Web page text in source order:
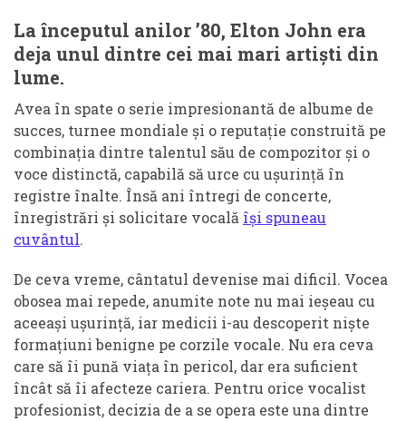
La începutul anilor ’80, Elton John era
deja unul dintre cei mai mari artiști din
lume.
Avea în spate o serie impresionantă de albume de
succes, turnee mondiale și o reputație construită pe
combinația dintre talentul său de compozitor și o
voce distinctă, capabilă să urce cu ușurință în
registre înalte. Însă ani întregi de concerte,
înregistrări și solicitare vocală își spuneau
cuvântul.
De ceva vreme, cântatul devenise mai dificil. Vocea
obosea mai repede, anumite note nu mai ieșeau cu
aceeași ușurință, iar medicii i-au descoperit niște
formațiuni benigne pe corzile vocale. Nu era ceva
care să îi pună viața în pericol, dar era suficient
încât să îi afecteze cariera. Pentru orice vocalist
profesionist, decizia de a se opera este una dintre